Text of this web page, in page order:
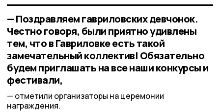
— Поздравляем гавриловских девчонок.
Честно говоря, были приятно удивлены
тем, что в Гавриловке есть такой
замечательный коллектив! Обязательно
будем приглашать на все наши конкурсы и
фестивали,
отметили организаторы на церемонии
награждения.